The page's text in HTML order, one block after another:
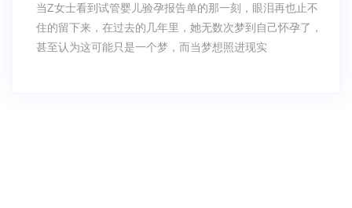
当Z女士看到试管婴儿验孕报告单的那一刻，眼泪再也止不
住的留下来，在过去的几年里，她无数次梦到自己怀孕了，
甚至认为这可能只是一个梦，而当梦想照进现实